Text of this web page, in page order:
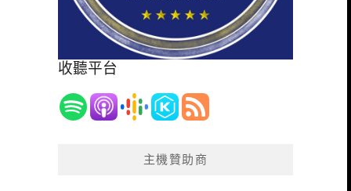
收聽平台
主機贊助商